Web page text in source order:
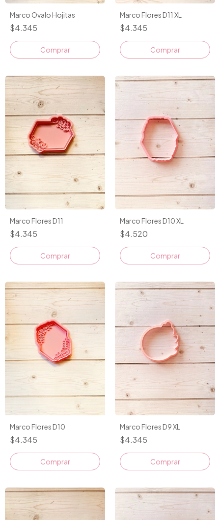
Marco Ovalo Hojitas
$4.345
Comprar
Marco Flores D11 XL
$4.345
Comprar
Marco Flores D11
$4.345
Comprar
Marco Flores D10 XL
$4.520
Comprar
Marco Flores D10
$4.345
Comprar
Marco Flores D9 XL
$4.345
Comprar